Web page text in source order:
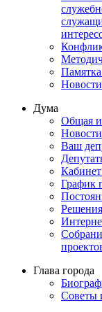
Дума
Общая
Новости
Ваш
Кабинет
График
Глава города
Советы